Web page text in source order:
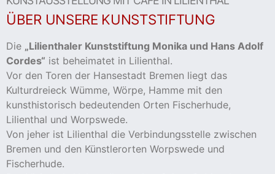
ÜBER UNSERE KUNSTSTIFTUNG
Die „Lilienthaler Kunststiftung Monika und Hans Adolf
Cordes“ ist beheimatet in Lilienthal.
Vor den Toren der Hansestadt Bremen liegt das
Kulturdreieck Wümme, Wörpe, Hamme mit den
kunsthistorisch bedeutenden Orten Fischerhude,
Lilienthal und Worpswede.
Von jeher ist Lilienthal die Verbindungsstelle zwischen
Bremen und den Künstlerorten Worpswede und
Fischerhude.